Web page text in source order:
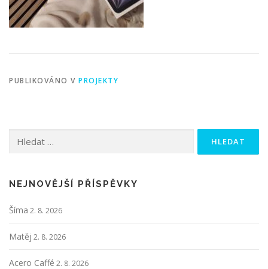
PUBLIKOVÁNO V PROJEKTY
NEJNOVĚJŠÍ PŘÍSPĚVKY
Šíma 2. 8. 2026
Matěj 2. 8. 2026
Acero Caffé 2. 8. 2026